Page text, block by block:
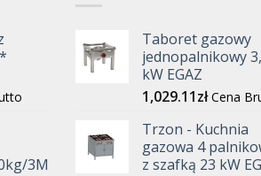
3M
Taboret gazowy
jednopalnikowy
kW EGAZ
1,029.11zł Cena
Trzon - Kuchnia
gazowa 4
z szafką 23 kW